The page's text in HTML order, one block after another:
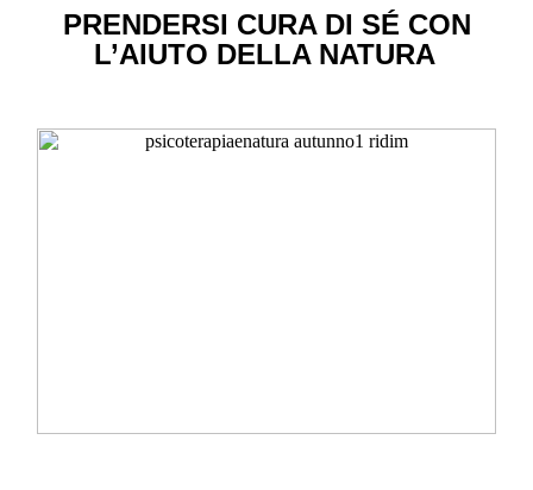
PRENDERSI CURA DI SÉ CON
L’AIUTO DELLA NATURA